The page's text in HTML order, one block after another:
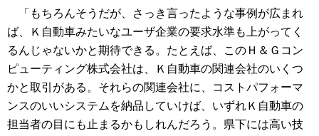
「もちろんそうだが、さっき言ったような事例が広まれ
ば、Ｋ自動車みたいなユーザ企業の要求水準も上がってく
るんじゃないかと期待できる。たとえば、このＨ＆Ｇコン
ピューティング株式会社は、Ｋ自動車の関連会社のいくつ
かと取引がある。それらの関連会社に、コストパフォーマ
ンスのいいシステムを納品していけば、いずれＫ自動車の
担当者の目にも止まるかもしれんだろう。県下には高い技